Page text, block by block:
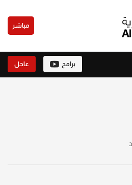
مباشر
برامج عاجل